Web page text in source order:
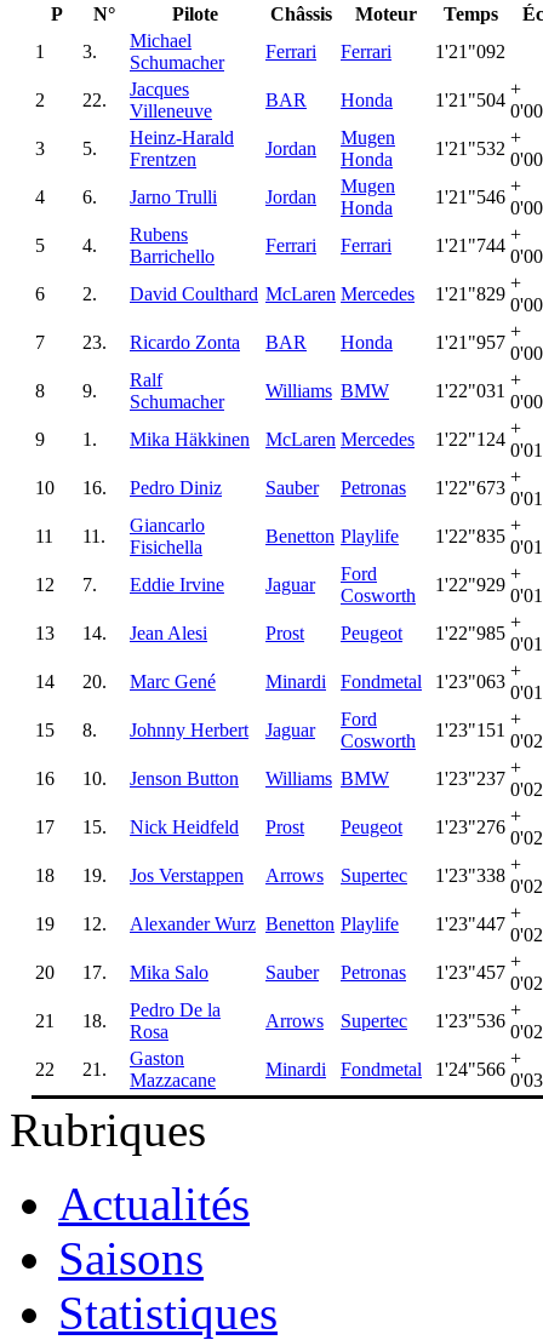
P N° Pilote Châssis Moteur Temps
1
3.
Michael
Schumacher
Ferrari Ferrari 1'21"092
2 22.
Jacques
Villeneuve
BAR Honda 1'21"504
+
3
5.
Heinz-Harald
Frentzen
Jordan
Mugen
Honda
1'21"532
+
4
6. Jarno Trulli Jordan
Mugen
Honda
1'21"546
+
5
4.
Rubens
Barrichello
Ferrari Ferrari 1'21"744
+
6
2. David Coulthard McLaren Mercedes 1'21"829
+
7
23. Ricardo Zonta BAR Honda 1'21"957
+
8
9.
Ralf
Schumacher
Williams BMW 1'22"031
+
9
1. Mika Häkkinen McLaren Mercedes 1'22"124
+
10
16. Pedro Diniz Sauber Petronas 1'22"673
+
11
11.
Giancarlo
Fisichella
Benetton Playlife 1'22"835
+
12
7. Eddie Irvine Jaguar
Ford
Cosworth
1'22"929
+
13
14. Jean Alesi Prost Peugeot 1'22"985
+
14
20. Marc Gené Minardi Fondmetal 1'23"063
+
15
8. Johnny Herbert Jaguar
Ford
Cosworth
1'23"151
+
16
10. Jenson Button Williams BMW 1'23"237
+
17
15. Nick Heidfeld Prost Peugeot 1'23"276
+
18
19. Jos Verstappen Arrows Supertec 1'23"338
+
19
12. Alexander Wurz Benetton Playlife 1'23"447
+
20
17. Mika Salo Sauber Petronas 1'23"457
+
21
18.
Pedro De la
Rosa
Arrows Supertec 1'23"536
+
22
21.
Gaston
Mazzacane
Minardi Fondmetal 1'24"566
+
Rubriques
Actualités
Saisons
Statistiques